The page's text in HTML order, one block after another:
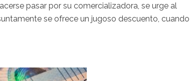
pasar por su comercializadora, se urge al
se ofrece un jugoso descuento, cuando